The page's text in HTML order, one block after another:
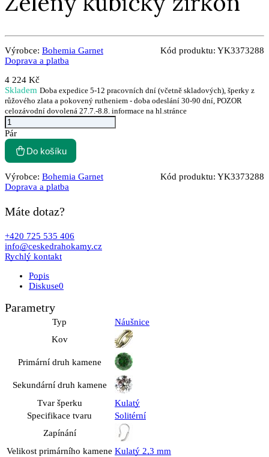
Výrobce: Bohemia Garnet Kód produktu: YK3373288
Doprava a platba
4 224 Kč
Skladem Doba expedice 5-12 pracovních dní (včetně skladových), šperky z
růžového zlata a pokovený rutheniem - doba odeslání 30-90 dní, POZOR
celozávodní dovolená 27.7.-8.8. informace na hl.stránce
Pár
Do košíku
Výrobce: Bohemia Garnet Kód produktu: YK3373288
Doprava a platba
Máte dotaz?
+420 725 535 406
info@ceskedrahokamy.cz
Rychlý kontakt
Popis
Diskuse0
Parametry
Typ
Náušnice
Kov
Primární druh kamene
Sekundární druh kamene
Tvar šperku
Kulatý
Specifikace tvaru
Solitérní
Zapínání
Velikost primárního kamene Kulatý 2,3 mm